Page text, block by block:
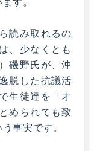
読み取れるの
、少なくとも
磯野氏が、沖
脱した抗議活
生徒達を「オ
められても致
事実です。